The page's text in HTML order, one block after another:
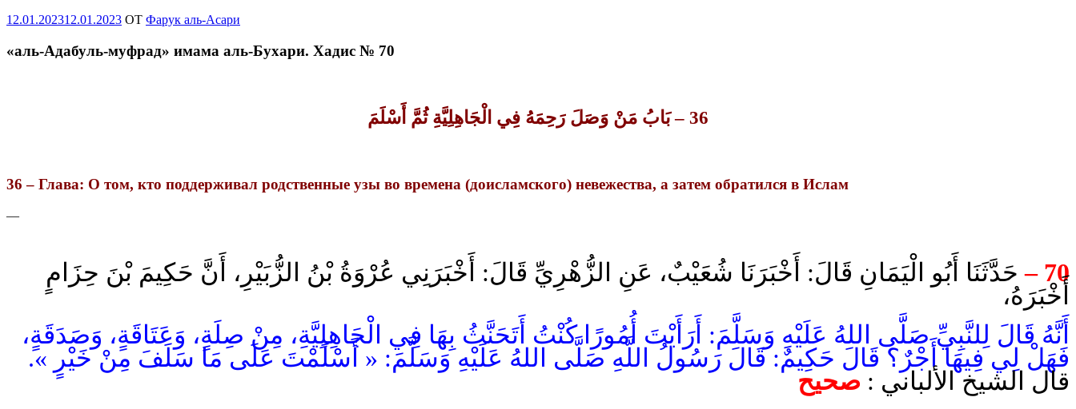
Опубликовано
12.01.202312.01.2023 OT Фарук аль-Асари
«аль-Адабуль-муфрад» имама аль-Бухари. Хадис № 70
36 – بَابُ مَنْ وَصَلَ رَحِمَهُ فِي الْجَاهِلِيَّةِ ثُمَّ أَسْلَمَ
36 – Глава: О том, кто поддерживал родственные узы во времена (доисламского) невежества, а затем обратился в Ислам
—
70 –
حَدَّثَنَا أَبُو الْيَمَانِ قَالَ: أَخْبَرَنَا شُعَيْبٌ، عَنِ الزُّهْرِيِّ قَالَ: أَخْبَرَنِي عُرْوَةُ بْنُ الزُّبَيْرِ، أَنَّ حَكِيمَ بْنَ حِزَامٍ
أَخْبَرَهُ،
أَنَّهُ قَالَ لِلنَّبِيِّ صَلَّى اللهُ عَلَيْهِ وَسَلَّمَ: أَرَأَيْتَ أُمُورًا كُنْتُ أَتَحَنَّثُ بِهَا فِي الْجَاهِلِيَّةِ، مِنْ صِلَةٍ، وَعَتَاقَةٍ، وَصَدَقَةٍ،
فَهَلْ لِي فِيهَا أَجْرٌ؟ قَالَ حَكِيمٌ: قَالَ رَسُولُ اللَّهِ صَلَّى اللهُ عَلَيْهِ وَسَلَّمَ: « أَسْلَمْتَ عَلَى مَا سَلَفَ مِنْ خَيْرٍ ».
قال الشيخ الألباني : صحيح